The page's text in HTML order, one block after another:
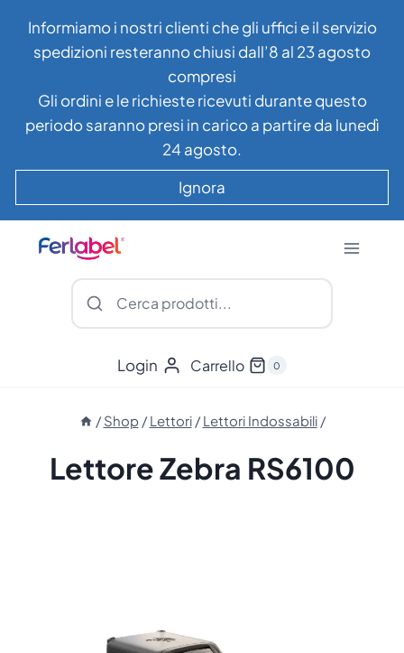
contenuto
Informiamo i nostri clienti che gli uffici e il servizio
spedizioni resteranno chiusi dall’8 al 23 agosto
compresi
Gli ordini e le richieste ricevuti durante questo
periodo saranno presi in carico a partire da lunedì
24 agosto.
Ignora
Login Carrello 0
/ Shop / Lettori / Lettori Indossabili /
Lettore Zebra RS6100